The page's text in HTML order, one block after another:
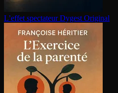
L’effet spectateur Dygest Original